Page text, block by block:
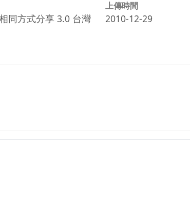
同方式分享 3.0 台灣
上傳時間
2010-12-29